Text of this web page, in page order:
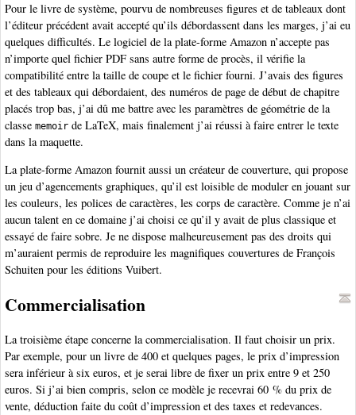
Pour le livre de système, pourvu de nombreuses figures et de tableaux dont
l’éditeur précédent avait accepté qu’ils débordassent dans les marges, j’ai eu
quelques difficultés. Le logiciel de la plate-forme Amazon n’accepte pas
n’importe quel fichier PDF sans autre forme de procès, il vérifie la
compatibilité entre la taille de coupe et le fichier fourni. J’avais des figures
et des tableaux qui débordaient, des numéros de page de début de chapitre
placés trop bas, j’ai dû me battre avec les paramètres de géométrie de la
classe memoir de LaTeX, mais finalement j’ai réussi à faire entrer le texte
dans la maquette.
La plate-forme Amazon fournit aussi un créateur de couverture, qui propose
un jeu d’agencements graphiques, qu’il est loisible de moduler en jouant sur
les couleurs, les polices de caractères, les corps de caractère. Comme je n’ai
aucun talent en ce domaine j’ai choisi ce qu’il y avait de plus classique et
essayé de faire sobre. Je ne dispose malheureusement pas des droits qui
m’auraient permis de reproduire les magnifiques couvertures de François
Schuiten pour les éditions Vuibert.
Commercialisation
La troisième étape concerne la commercialisation. Il faut choisir un prix.
Par exemple, pour un livre de 400 et quelques pages, le prix d’impression
sera inférieur à six euros, et je serai libre de fixer un prix entre 9 et 250
euros. Si j’ai bien compris, selon ce modèle je recevrai 60 % du prix de
vente, déduction faite du coût d’impression et des taxes et redevances.